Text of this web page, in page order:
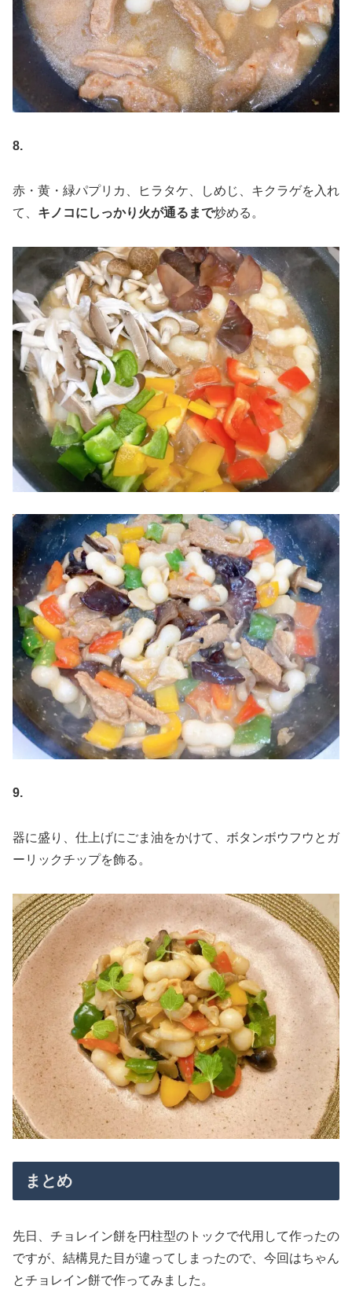
8.
赤・黄・緑パプリカ、ヒラタケ、しめじ、キクラゲを入れ
て、 キノコにしっかり火が通るまで炒める。
9.
器に盛り、仕上げにごま油をかけて、ボタンボウフウとガ
ーリックチップを飾る。
まとめ
先日、チョレイン餅を円柱型のトックで代用して作ったの
ですが、結構見た目が違ってしまったので、今回はちゃん
とチョレイン餅で作ってみました。